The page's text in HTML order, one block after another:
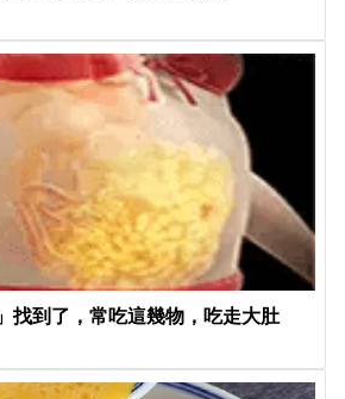
找到了，常吃這幾物，吃走大肚